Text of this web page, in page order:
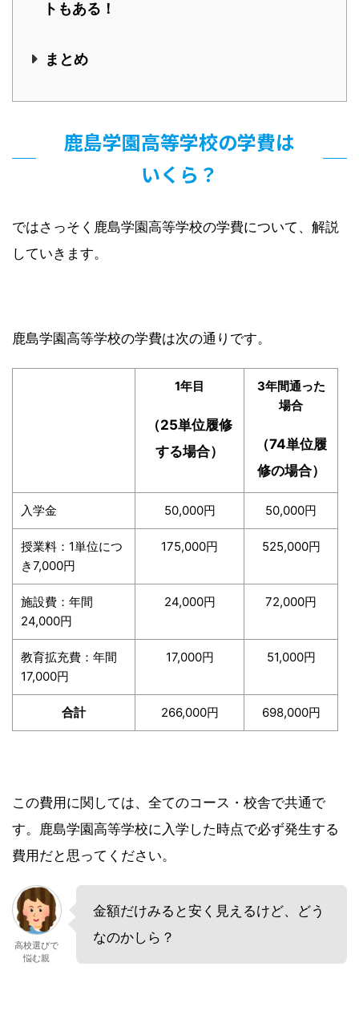
トもある！
まとめ
鹿島学園高等学校の学費は
いくら？
ではさっそく鹿島学園高等学校の学費について、解説
していきます。
鹿島学園高等学校の学費は次の通りです。
1年目
（25単位履修
する場合）
3年間通った
場合
（74単位履
修の場合）
入学金 50,000円 50,000円
授業料：1単位につ
き7,000円
175,000円 525,000円
施設費：年間
24,000円
24,000円 72,000円
教育拡充費：年間
17,000円
17,000円 51,000円
合計 266,000円 698,000円
この費用に関しては、全てのコース・校舎で共通で
す。鹿島学園高等学校に入学した時点で必ず発生する
費用だと思ってください。
高校選びで
悩む親
金額だけみると安く見えるけど、どう
なのかしら？